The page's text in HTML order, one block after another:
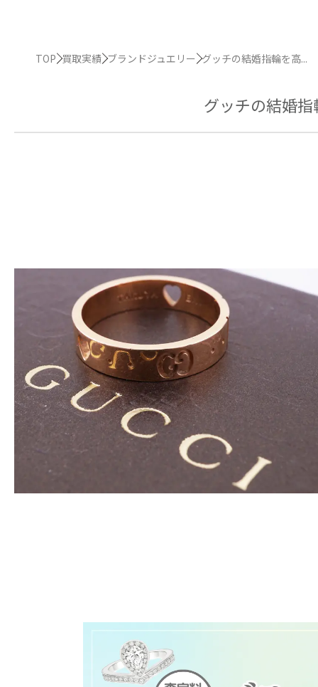
TOP 買取実績 ブランドジュエリー グッチの結婚指輪を高...
グッチの結婚